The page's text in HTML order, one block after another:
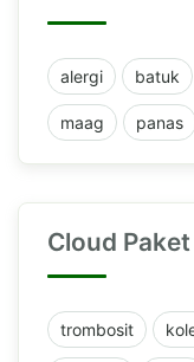
alergi batuk
maag panas
Cloud Paket
trombosit